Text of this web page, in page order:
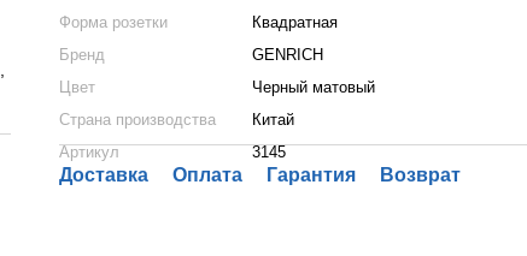
Форма розетки
Квадратная
Бренд
GENRICH
Цвет
Черный матовый
Страна производства
Китай
Артикул
3145
Доставка Оплата Гарантия Возврат